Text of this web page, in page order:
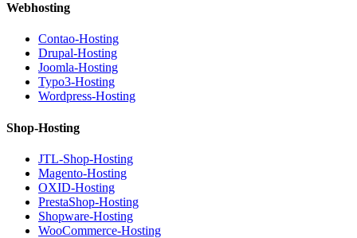
Webhosting
Contao-Hosting
Drupal-Hosting
Joomla-Hosting
Typo3-Hosting
Wordpress-Hosting
Shop-Hosting
JTL-Shop-Hosting
Magento-Hosting
OXID-Hosting
PrestaShop-Hosting
Shopware-Hosting
WooCommerce-Hosting